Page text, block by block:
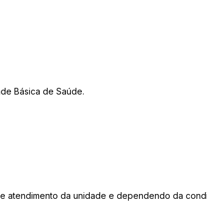
Básica de Saúde.
da unidade e dependendo da